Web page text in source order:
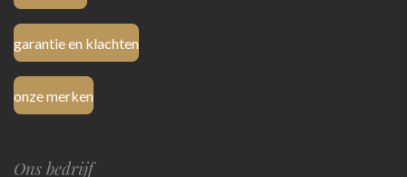
garantie en klachten
onze merken
Ons bedrijf